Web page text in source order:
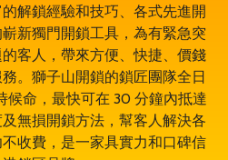
解鎖經驗和技巧、各式先進開
新獨門開鎖工具，為有緊急突
客人，帶來方便、快捷、價錢
。獅子山開鎖的鎖匠團隊全日
候命，最快可在 30 分鐘內抵達
無損開鎖方法，幫客人解決各
收費，是一家具實力和口碑信